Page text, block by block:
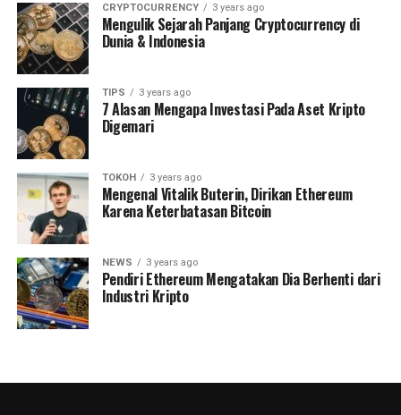
CRYPTOCURRENCY 3 years ago
Mengulik Sejarah Panjang Cryptocurrency di
Dunia & Indonesia
TIPS 3 years ago
7 Alasan Mengapa Investasi Pada Aset Kripto
Digemari
TOKOH 3 years ago
Mengenal Vitalik Buterin, Dirikan Ethereum
Karena Keterbatasan Bitcoin
NEWS 3 years ago
Pendiri Ethereum Mengatakan Dia Berhenti dari
Industri Kripto